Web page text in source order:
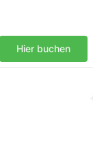
Hier buchen